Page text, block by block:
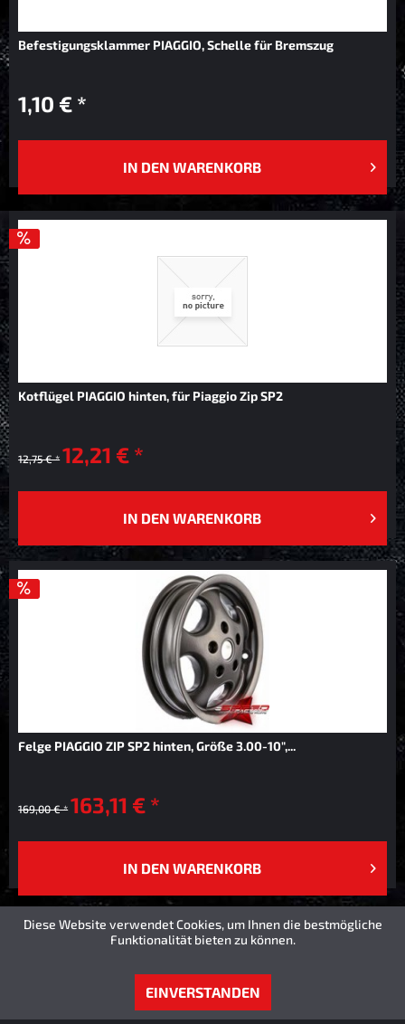
Befestigungsklammer PIAGGIO, Schelle für Bremszug
1,10 € *
IN DEN WARENKORB
Kotflügel PIAGGIO hinten, für Piaggio Zip SP2
12,75 € * 12,21 € *
IN DEN WARENKORB
Felge PIAGGIO ZIP SP2 hinten, Größe 3.00-10",...
169,00 € * 163,11 € *
IN DEN WARENKORB
Diese Website verwendet Cookies, um Ihnen die bestmögliche
Funktionalität bieten zu können.
EINVERSTANDEN